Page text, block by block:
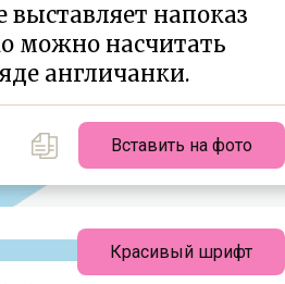
выставляет напоказ
можно насчитать
англичанки.
Вставить на фото
Красивый шрифт